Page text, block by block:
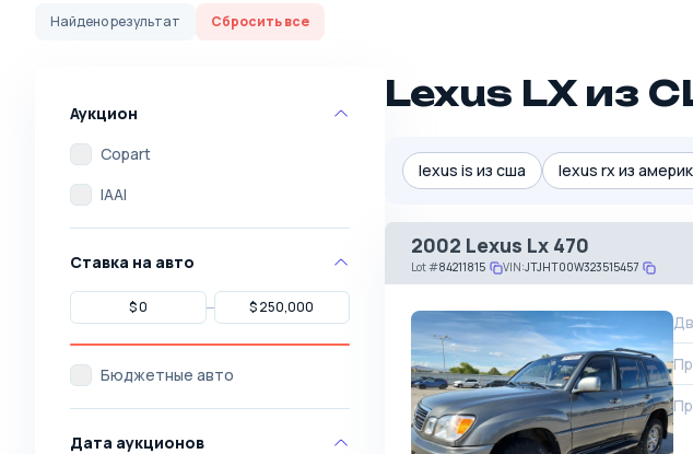
Найденорезультат Сбросить все
Аукцион
Copart
IAAI
Ставка на авто
Бюджетные авто
Дата аукционов
Lexus LX из
lexus is из сша lexus rx из
2002 Lexus Lx 470
Lot#84211815 VIN:JTJHT00W323515457